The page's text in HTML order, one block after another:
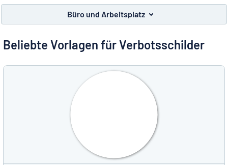
Kennzeichnung
Das Gesuchte nicht gefunden? Schild hier entwerfen
Heim
Büro
Alle Kategorien anzeigen
Büro und Arbeitsplatz
Beliebte Vorlagen für Verbotsschilder